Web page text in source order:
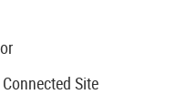
Site